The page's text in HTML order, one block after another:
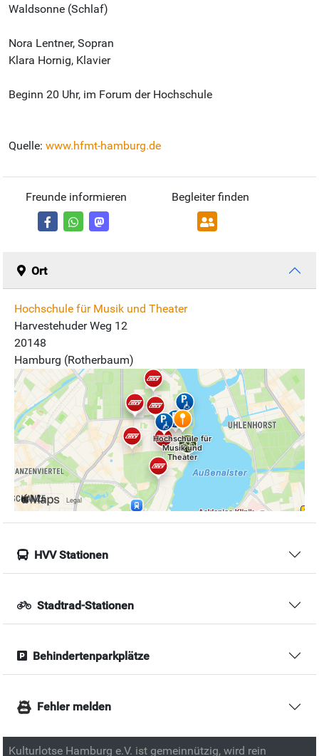
Waldsonne (Schlaf)
Nora Lentner, Sopran
Klara Hornig, Klavier
Beginn 20 Uhr, im Forum der Hochschule
Quelle: www.hfmt-hamburg.de
Freunde informieren Begleiter finden
Ort
Hochschule für Musik und Theater
Harvestehuder Weg 12
20148
Hamburg (Rotherbaum)
HVV Stationen
Stadtrad-Stationen
Behindertenparkplätze
Fehler melden
Kulturlotse Hamburg e.V. ist gemeinnützig, wird rein